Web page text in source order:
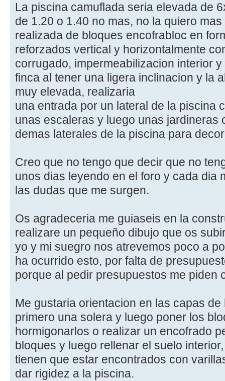
La piscina camuflada seria elevada de
de 1.20 o 1.40 no mas, no la quiero
realizada de bloques encofrabloc en
reforzados vertical y horizontalmente
corrugado, impermeabilizacion interior
finca al tener una ligera inclinacion y la
muy elevada, realizaria
una entrada por un lateral de la piscina
unas escaleras y luego unas jardineras
demas laterales de la piscina para
Creo que no tengo que decir que no
unos dias leyendo en el foro y cada dia
las dudas que me surgen.
Os agradeceria me guiaseis en la
realizare un pequeño dibujo que os
yo y mi suegro nos atrevemos poco a
ha ocurrido esto, por falta de
porque al pedir presupuestos me piden
Me gustaria orientacion en las capas
primero una solera y luego poner los
hormigonarlos o realizar un encofrado
bloques y luego rellenar el suelo
tienen que estar encontrados con
dar rigidez a la piscina.